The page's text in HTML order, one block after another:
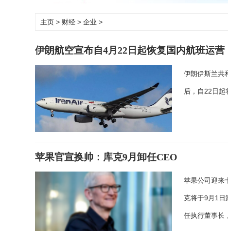
主页 > 财经 > 企业 >
伊朗航空宣布自4月22日起恢复国内航班运营
伊朗伊斯兰共
后，自22日起
苹果官宣换帅：库克9月卸任CEO
苹果公司迎来
克将于9月1日
任执行董事长